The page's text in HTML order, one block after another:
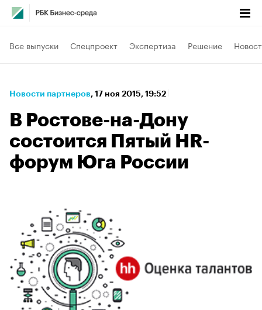
Все выпуски Спецпроект Экспертиза Решение
Новости партнеров⁠, 17 ноя 2015, 19:52
В Ростове-на-Дону
состоится Пятый HR-
форум Юга России